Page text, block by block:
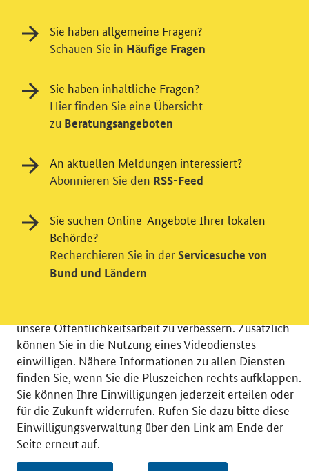
© 2026 Bundesministerium für Wirtschaft und Energie
RSS
Benutzerhinweise
Inhaltsverzeichnis
Impressum
Barrierefreiheit
Datenschutz
Einwilligungsverwaltung
Einwilligung in Tracking und / oder
Videodienst
Wir bitten Sie an dieser Stelle um Ihre Einwilligung für
verschiedene Zusatzdienste unserer Webseite: Wir
unsere Öffentlichkeitsarbeit zu verbessern. Zusätzlich
können Sie in die Nutzung eines Videodienstes
einwilligen. Nähere Informationen zu allen Diensten
finden Sie, wenn Sie die Pluszeichen rechts aufklappen.
Sie können Ihre Einwilligungen jederzeit erteilen oder
für die Zukunft widerrufen. Rufen Sie dazu bitte diese
Einwilligungsverwaltung über den Link am Ende der
Seite erneut auf.
Sie haben allgemeine Fragen?
Schauen Sie in Häufige Fragen
Sie haben inhaltliche Fragen?
Hier finden Sie eine Übersicht
zu Beratungsangeboten
An aktuellen Meldungen interessiert?
Abonnieren Sie den RSS-Feed
Sie suchen Online-Angebote Ihrer lokalen
Behörde?
Recherchieren Sie in der Servicesuche von
Bund und Ländern